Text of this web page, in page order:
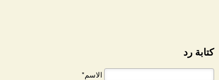
كتابة رد
الاسم*